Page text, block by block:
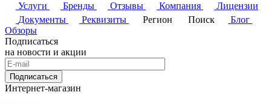
Услуги
Бренды Отзывы Компания
Лицензии
Документы
Реквизиты Регион Поиск
Блог
Обзоры
Подписаться
на новости и акции
Подписаться
Интернет-магазин